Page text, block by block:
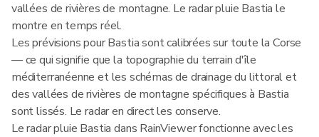
vallées de rivières de montagne. Le radar pluie Bastia le
montre en temps réel.
Les prévisions pour Bastia sont calibrées sur toute la Corse
— ce qui signifie que la topographie du terrain d'île
méditerranéenne et les schémas de drainage du littoral et
des vallées de rivières de montagne spécifiques à Bastia
sont lissés. Le radar en direct les conserve.
Le radar pluie Bastia dans RainViewer fonctionne avec les